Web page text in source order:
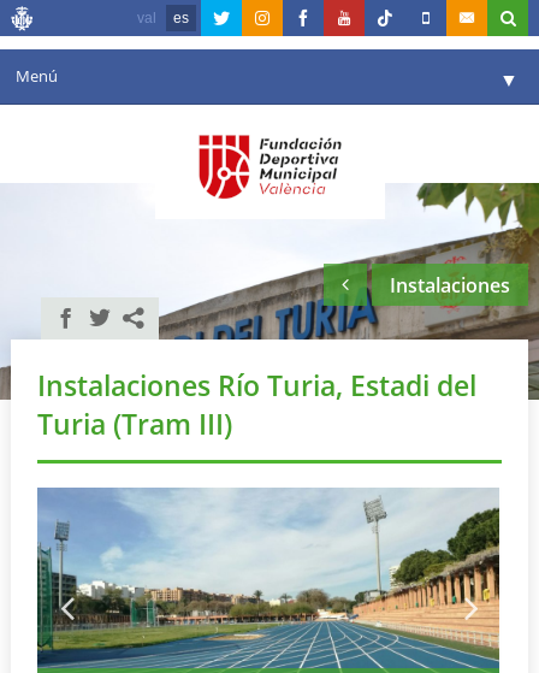
val es
Menú ▼
Agenda
▼
▼
Valencia en deporte
Portal de Transparencia
Instalaciones
Instalaciones Río Turia, Estadi del
Turia (Tram III)